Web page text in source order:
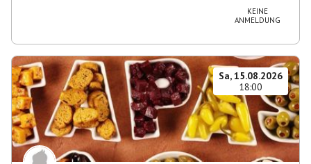
KEINE
ANMELDUNG
Sa, 15.08.2026
18:00